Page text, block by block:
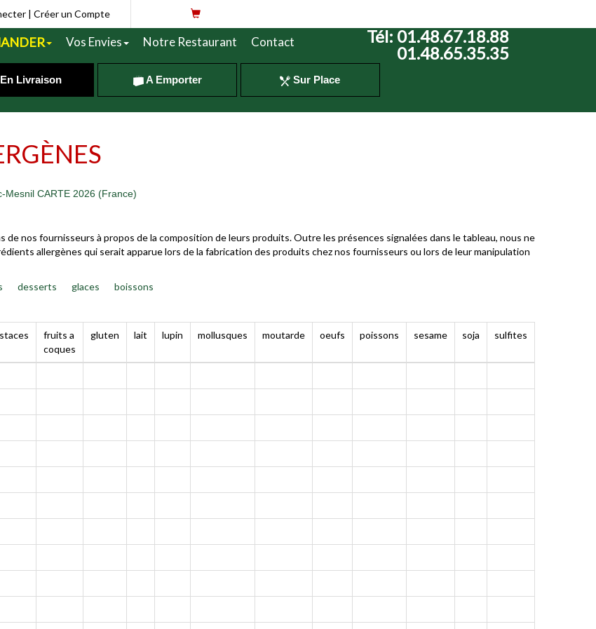
| Créer un Compte
Tél: 01.48.67.18.88
01.48.65.35.35
Vos Envies Notre Restaurant Contact
En Livraison A Emporter Sur Place
Mesnil CARTE 2026 (France)
nos fournisseurs à propos de la composition de leurs produits. Outre les présences signalées dans le tableau, nous ne
allergènes qui serait apparue lors de la fabrication des produits chez nos fournisseurs ou lors de leur manipulation
desserts glaces boissons
fruits a
coques
gluten lait lupin mollusques moutarde oeufs poissons sesame soja sulfites